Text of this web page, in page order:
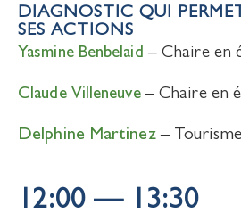
DIAGNOSTIC QUI
SES ACTIONS
Yasmine Benbelaid – Chaire en
Claude Villeneuve– Chaire en
Delphine Martinez–
12:00 — 13:30